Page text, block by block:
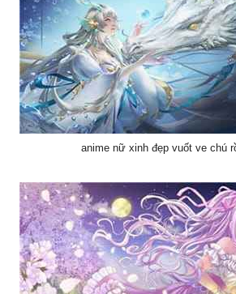
anime nữ xinh đẹp vuốt ve chú